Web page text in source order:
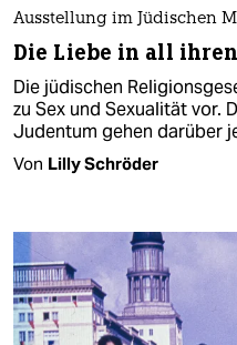
Ausstellung im Jüdischen
Die Liebe in all
Die jüdischen
zu Sex und Sexualität vor.
Judentum gehen darüber
Von Lilly Schröder